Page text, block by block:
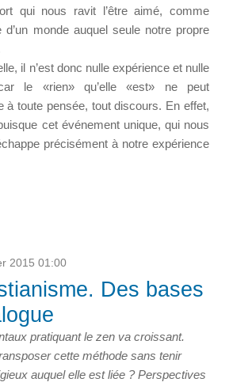
qui nous ravit l’être aimé, comme
monde auquel seule notre propre
il n’est donc nulle expérience et nulle
le «rien» qu’elle «est» ne peut
à toute pensée, tout discours. En effet,
cet événement unique, qui nous
précisément à notre expérience
2015 01:00
Des bases
pratiquant le zen va croissant.
cette méthode sans tenir
auquel elle est liée ? Perspectives